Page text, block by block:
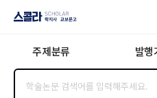
지사·교보문고
주제분류 발행